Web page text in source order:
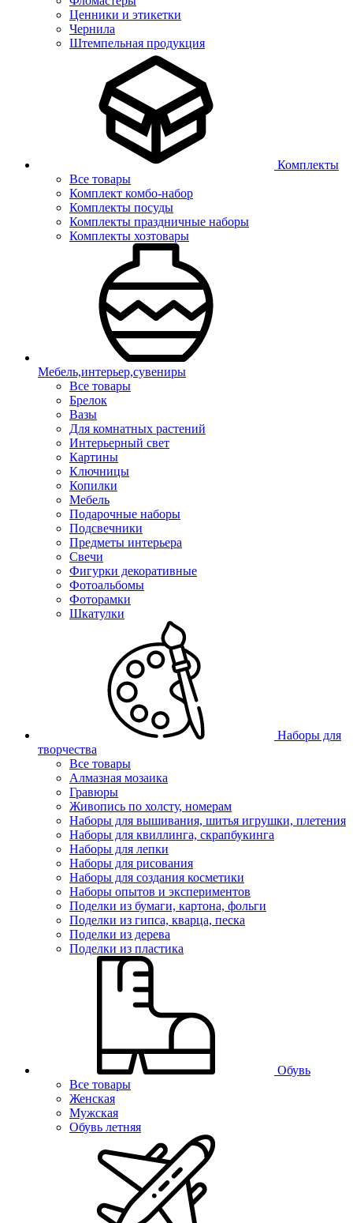
Ценники и этикетки
Чернила
Штемпельная продукция
Комплекты
Все товары
Комплект комбо-набор
Комплекты посуды
Комплекты праздничные наборы
Комплекты хозтовары
Мебель,интерьер,сувениры
Все товары
Брелок
Вазы
Для комнатных растений
Интерьерный свет
Картины
Ключницы
Копилки
Мебель
Подарочные наборы
Подсвечники
Предметы интерьера
Свечи
Фигурки декоративные
Фотоальбомы
Фоторамки
Шкатулки
Наборы для
творчества
Все товары
Алмазная мозаика
Гравюры
Живопись по холсту, номерам
Наборы для вышивания, шитья игрушки, плетения
Наборы для квиллинга, скрапбукинга
Наборы для лепки
Наборы для рисования
Наборы для создания косметики
Наборы опытов и экспериментов
Поделки из бумаги, картона, фольги
Поделки из гипса, кварца, песка
Поделки из дерева
Поделки из пластика
Обувь
Все товары
Женская
Мужская
Обувь летняя